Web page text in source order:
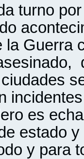
turno
la Guerra
es
estado
y para